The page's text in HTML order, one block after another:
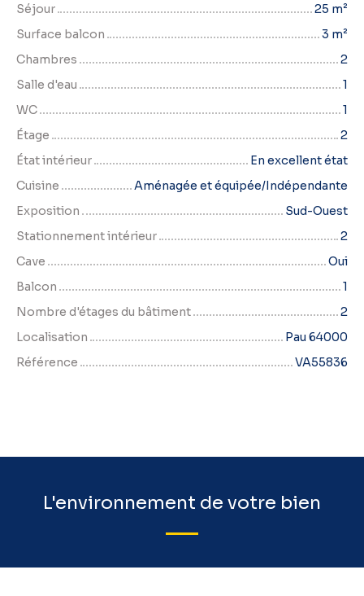
Séjour
25 m²
Surface balcon
3 m²
Chambres
2
Salle d'eau
1
WC
1
Étage
2
État intérieur
En excellent état
Cuisine
Aménagée et équipée/Indépendante
Exposition
Sud-Ouest
Stationnement intérieur
2
Cave
Oui
Balcon
1
Nombre d'étages du bâtiment
2
Localisation
Pau 64000
Référence
VA55836
L'environnement de votre bien